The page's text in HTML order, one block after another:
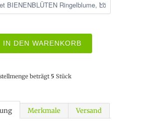
IN DEN WARENKORB
beträgt 5 Stück
Merkmale Versand